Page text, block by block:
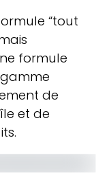
“tout
formule
de
et de